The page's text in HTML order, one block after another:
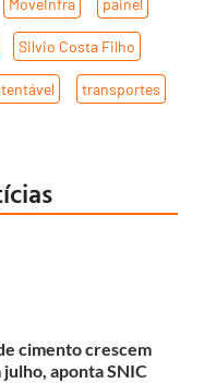
Silvio Costa Filho
transportes
cimento crescem
julho, aponta SNIC